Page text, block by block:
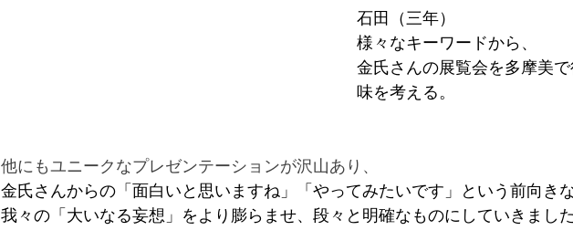
石田（三年）
様々なキーワードから、
金氏さんの展覧会を多摩美
味を考える。
他にもユニークなプレゼンテーションが沢山あり、
金氏さんからの「面白いと思いますね」「やってみたいです」という前向き
我々の「大いなる妄想」をより膨らませ、段々と明確なものにしていきました